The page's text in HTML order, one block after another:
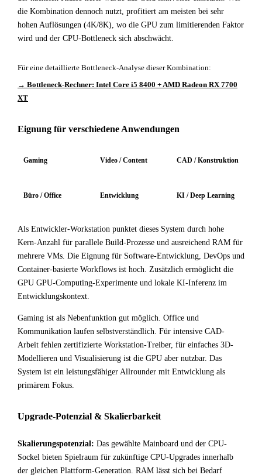
die Kombination dennoch nutzt, profitiert am meisten bei sehr
hohen Auflösungen (4K/8K), wo die GPU zum limitierenden Faktor
wird und der CPU-Bottleneck sich abschwächt.
Für eine detaillierte Bottleneck-Analyse dieser Kombination:
→ Bottleneck-Rechner: Intel Core i5 8400 + AMD Radeon RX 7700
XT
Eignung für verschiedene Anwendungen
Gaming Video / Content CAD / Konstruktion
Büro / Office Entwicklung KI / Deep Learning
Als Entwickler-Workstation punktet dieses System durch hohe
Kern-Anzahl für parallele Build-Prozesse und ausreichend RAM für
mehrere VMs. Die Eignung für Software-Entwicklung, DevOps und
Container-basierte Workflows ist hoch. Zusätzlich ermöglicht die
GPU GPU-Computing-Experimente und lokale KI-Inferenz im
Entwicklungskontext.
Gaming ist als Nebenfunktion gut möglich. Office und
Kommunikation laufen selbstverständlich. Für intensive CAD-
Arbeit fehlen zertifizierte Workstation-Treiber, für einfaches 3D-
Modellieren und Visualisierung ist die GPU aber nutzbar. Das
System ist ein leistungsfähiger Allrounder mit Entwicklung als
primärem Fokus.
Upgrade-Potenzial & Skalierbarkeit
Skalierungspotenzial: Das gewählte Mainboard und der CPU-
Sockel bieten Spielraum für zukünftige CPU-Upgrades innerhalb
der gleichen Plattform-Generation. RAM lässt sich bei Bedarf